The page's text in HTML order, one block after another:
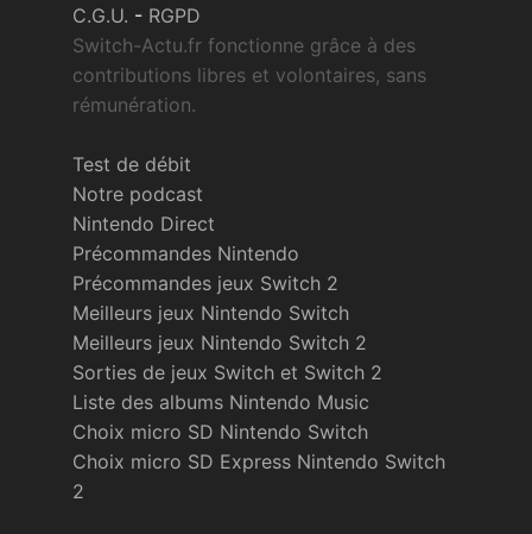
C.G.U. - RGPD
Switch-Actu.fr fonctionne grâce à des
contributions libres et volontaires, sans
rémunération.
Test de débit
Notre podcast
Nintendo Direct
Précommandes Nintendo
Précommandes jeux Switch 2
Meilleurs jeux Nintendo Switch
Meilleurs jeux Nintendo Switch 2
Sorties de jeux Switch et Switch 2
Liste des albums Nintendo Music
Choix micro SD Nintendo Switch
Choix micro SD Express Nintendo Switch
2